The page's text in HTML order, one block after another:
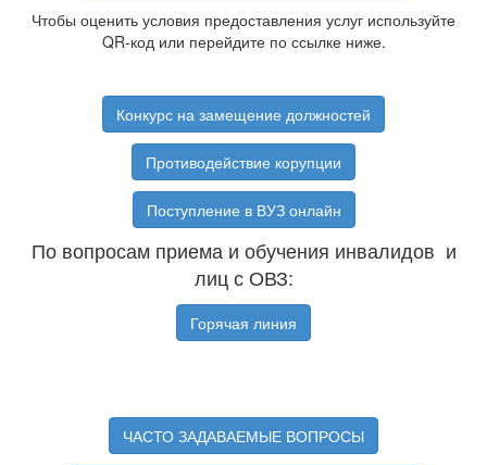
Чтобы оценить условия предоставления услуг используйте
QR-код или перейдите по ссылке ниже.
Конкурс на замещение должностей
Противодействие корупции
Поступление в ВУЗ онлайн
По вопросам приема и обучения инвалидов и
лиц с ОВЗ:
Горячая линия
ЧАСТО ЗАДАВАЕМЫЕ ВОПРОСЫ